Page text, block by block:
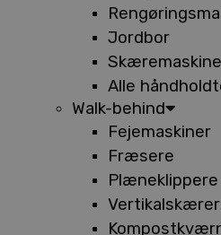
Jordbor
Alle
Walk-behind
Fejemaskiner
Fræsere
Plæneklippere